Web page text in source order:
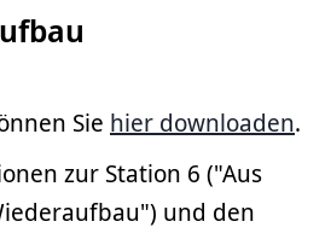
Sie hier downloaden.
zur Station 6 ("Aus
und den